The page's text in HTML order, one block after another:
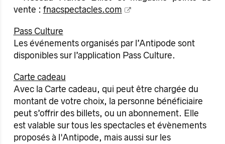
vente : fnacspectacles.com
Pass Culture
Les événements organisés par l’Antipode sont
disponibles sur l’application Pass Culture.
Carte cadeau
Avec la Carte cadeau, qui peut être chargée du
montant de votre choix, la personne bénéficiaire
peut s’offrir des billets, ou un abonnement. Elle
est valable sur tous les spectacles et évènements
proposés à l'Antipode, mais aussi sur les